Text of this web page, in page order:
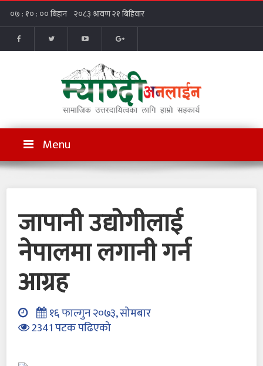
Menu
जापानी उद्योगीलाई
नेपालमा लगानी गर्न
आग्रह
१६ फाल्गुन २०७३, सोमबार
2341 पटक पढिएको